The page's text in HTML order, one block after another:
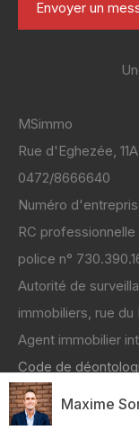
MSimmo
Rue d'Eghezée,
0472/8666640
Numéro
RC
police n°
Autorité de
immobiliers, rue du
Code de
Maxime